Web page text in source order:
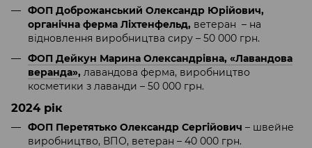
ФОП Доброжанський Олександр Юрійович,
органічна ферма Ліхтенфельд, ветеран – на
відновлення виробництва сиру – 50 000 грн.
ФОП Дейкун Марина Олександрівна, «Лавандова
веранда», лавандова ферма, виробництво
косметики з лаванди – 50 000 грн.
2024 рік
ФОП Перетятько Олександр Сергійович – швейне
виробництво, ВПО, ветеран – 40 000 грн.